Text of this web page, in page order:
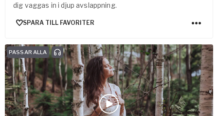
dig vaggas in i djup avslappning.
SPARA TILL FAVORITER
PASSAR ALLA